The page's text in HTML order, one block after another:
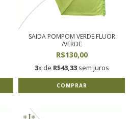
SAIDA POMPOM VERDE FLUOR
/VERDE
R$130,00
3x de R$43,33sem juros
COMPRAR